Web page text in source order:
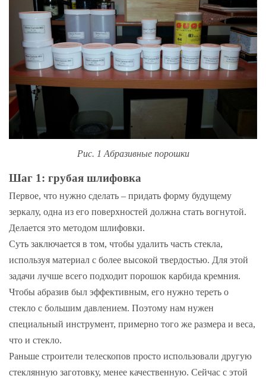
Рис. 1 Абразивные порошки
Шаг 1: грубая шлифовка
Первое, что нужно сделать – придать форму будущему
зеркалу, одна из его поверхностей должна стать вогнутой.
Делается это методом шлифовки.
Суть заключается в том, чтобы удалить часть стекла,
используя материал с более высокой твердостью. Для этой
задачи лучше всего подходит порошок карбида кремния.
Чтобы абразив был эффективным, его нужно тереть о
стекло с большим давлением. Поэтому нам нужен
специальный инструмент, примерно того же размера и веса,
что и стекло.
Раньше строители телескопов просто использовали другую
стеклянную заготовку, менее качественную. Сейчас с этой